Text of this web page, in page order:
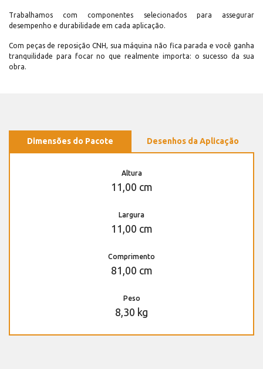
Trabalhamos com componentes selecionados para assegurar
desempenho e durabilidade em cada aplicação.
Com peças de reposição CNH, sua máquina não fica parada e você ganha
tranquilidade para focar no que realmente importa: o sucesso da sua
obra.
Dimensões do Pacote Desenhos da Aplicação
Altura
11,00 cm
Largura
11,00 cm
Comprimento
81,00 cm
Peso
8,30 kg